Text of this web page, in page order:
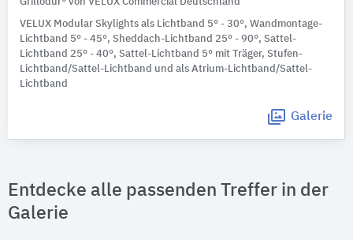
VELUX Modular Skylights als Lichtband 5° - 30°, Wandmontage-
Lichtband 5° - 45°, Sheddach-Lichtband 25° - 90°, Sattel-
Lichtband 25° - 40°, Sattel-Lichtband 5° mit Träger, Stufen-
Lichtband/Sattel-Lichtband und als Atrium-Lichtband/Sattel-
Lichtband
Galerie
Entdecke alle passenden Treffer in der
Galerie